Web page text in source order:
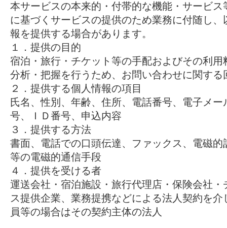
本サービスの本来的・付帯的な機能・サービ
に基づくサービスの提供のため業務に付随し
報を提供する場合があります。
１．提供の目的
宿泊・旅行・チケット等の手配およびその利
分析・把握を行うため、お問い合わせに関す
２．提供する個人情報の項目
氏名、性別、年齢、住所、電話番号、電子メ
号、ＩＤ番号、申込内容
３．提供する方法
書面、電話での口頭伝達、ファックス、電磁
等の電磁的通信手段
４．提供を受ける者
運送会社・宿泊施設・旅行代理店・保険会社
ス提供企業、業務提携などによる法人契約を
員等の場合はその契約主体の法人